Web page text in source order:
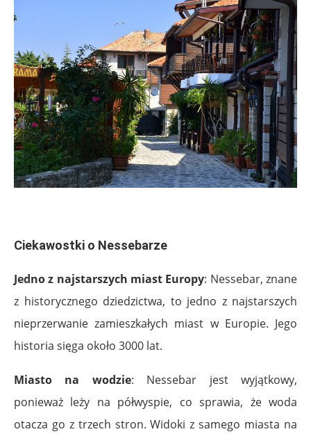
Ciekawostki o Nessebarze
Jedno z najstarszych miast Europy: Nessebar, znane
z historycznego dziedzictwa, to jedno z najstarszych
nieprzerwanie zamieszkałych miast w Europie. Jego
historia sięga około 3000 lat.
Miasto na wodzie: Nessebar jest wyjątkowy,
ponieważ leży na półwyspie, co sprawia, że woda
otacza go z trzech stron. Widoki z samego miasta na